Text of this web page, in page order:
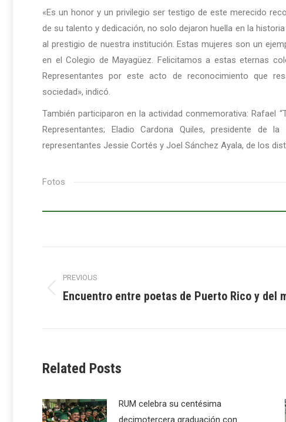
«Es un honor y un privilegio ser testigo de este merecido
de su talento y dedicación, no solo dejaron huella en la
al prestigio de nuestra institución. Estas mujeres son un
en el Colegio de Mayagüez. Felicitamos a estas eternas
Representantes por este acto de reconocimiento que
sociedad», indicó.
También participaron en la actividad conmemorativa: Rafael
Representantes; Eladio Cardona Quiles, presidente de
representantes Jessie Cortés y Joel Sánchez Ayala, de los
Fotos
navigation
PREVIOUS
Previous
Encuentro entre poetas de Puerto Rico y del
Related Posts
RUM celebra su centésima
decimotercera graduación con